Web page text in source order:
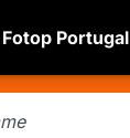
Portugal